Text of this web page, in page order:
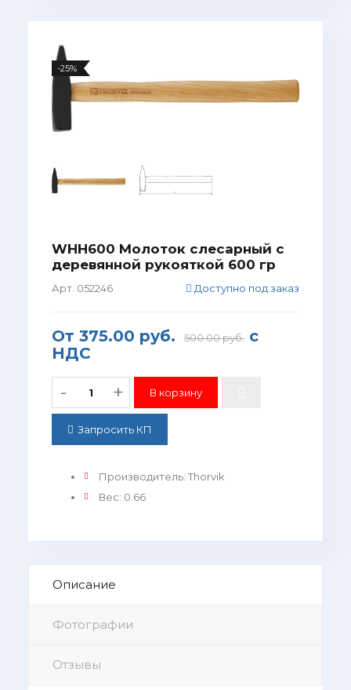
-25%
WHH600 Молоток слесарный с
деревянной рукояткой 600 гр
Арт. 052246 Доступно под заказ
От 375.00 руб. 500.00 руб.с
НДС
- +
Запросить КП
Производитель: Thorvik
Вес: 0.66
Описание
Фотографии
Отзывы